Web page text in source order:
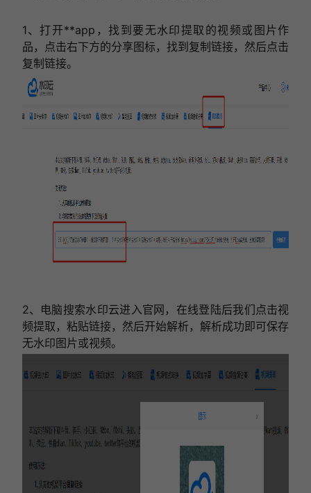
1、打开**app，找到要无水印提取的视频或图片作
品，点击右下方的分享图标，找到复制链接，然后点击
复制链接。
2、电脑搜索水印云进入官网，在线登陆后我们点击视
频提取，粘贴链接，然后开始解析，解析成功即可保存
无水印图片或视频。